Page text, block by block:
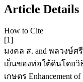
Article Details
How to Cite
[1]
มงคล ส. and พลวงษ์ศ
เย็นของท่อใต้ดินโดย
เกษตร Enhancement of